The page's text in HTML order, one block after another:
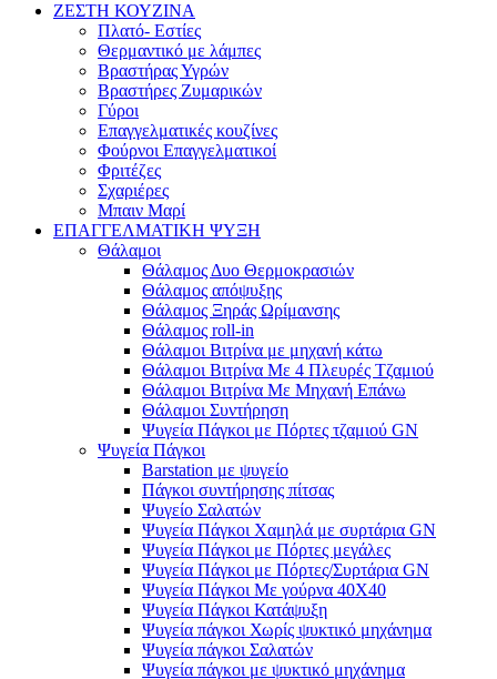
ΖΕΣΤΗ ΚΟΥΖΙΝΑ
Πλατό- Εστίες
Θερμαντικό με λάμπες
Βραστήρας Υγρών
Βραστήρες Ζυμαρικών
Γύροι
Επαγγελματικές κουζίνες
Φούρνοι Επαγγελματικοί
Φριτέζες
Σχαριέρες
Μπαιν Μαρί
ΕΠΑΓΓΕΛΜΑΤΙΚΗ ΨΥΞΗ
Θάλαμοι
Θάλαμος Δυο Θερμοκρασιών
Θάλαμος απόψυξης
Θάλαμος Ξηράς Ωρίμανσης
Θάλαμος roll-in
Θάλαμοι Βιτρίνα με μηχανή κάτω
Θάλαμοι Βιτρίνα Με 4 Πλευρές Τζαμιού
Θάλαμοι Βιτρίνα Με Μηχανή Επάνω
Θάλαμοι Συντήρηση
Ψυγεία Πάγκοι με Πόρτες τζαμιού GN
Ψυγεία Πάγκοι
Barstation με ψυγείο
Πάγκοι συντήρησης πίτσας
Ψυγείο Σαλατών
Ψυγεία Πάγκοι Χαμηλά με συρτάρια GN
Ψυγεία Πάγκοι με Πόρτες μεγάλες
Ψυγεία Πάγκοι με Πόρτες/Συρτάρια GN
Ψυγεία Πάγκοι Με γούρνα 40Χ40
Ψυγεία Πάγκοι Κατάψυξη
Ψυγεία πάγκοι Χωρίς ψυκτικό μηχάνημα
Ψυγεία πάγκοι Σαλατών
Ψυγεία πάγκοι με ψυκτικό μηχάνημα